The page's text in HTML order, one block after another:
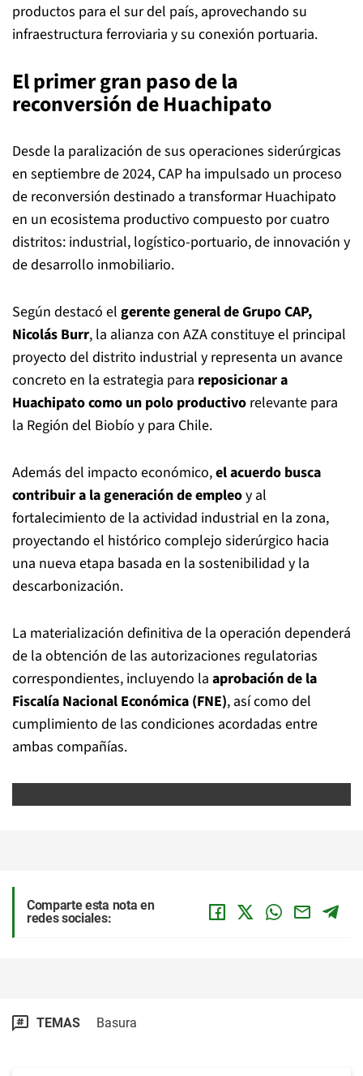
productos para el sur del país, aprovechando su
infraestructura ferroviaria y su conexión portuaria.
El primer gran paso de la
reconversión de Huachipato
Desde la paralización de sus operaciones siderúrgicas
en septiembre de 2024, CAP ha impulsado un proceso
de reconversión destinado a transformar Huachipato
en un ecosistema productivo compuesto por cuatro
distritos: industrial, logístico-portuario, de innovación y
de desarrollo inmobiliario.
Según destacó el gerente general de Grupo CAP,
Nicolás Burr, la alianza con AZA constituye el principal
proyecto del distrito industrial y representa un avance
concreto en la estrategia para reposicionar a
Huachipato como un polo productivo relevante para
la Región del Biobío y para Chile.
Además del impacto económico,el acuerdo busca
contribuir a la generación de empleoy al
fortalecimiento de la actividad industrial en la zona,
proyectando el histórico complejo siderúrgico hacia
una nueva etapa basada en la sostenibilidad y la
descarbonización.
La materialización definitiva de la operación dependerá
de la obtención de las autorizaciones regulatorias
correspondientes, incluyendo la aprobación de la
Fiscalía Nacional Económica (FNE), así como del
cumplimiento de las condiciones acordadas entre
ambas compañías.
Comparte esta nota en
redes sociales:
TEMAS Basura